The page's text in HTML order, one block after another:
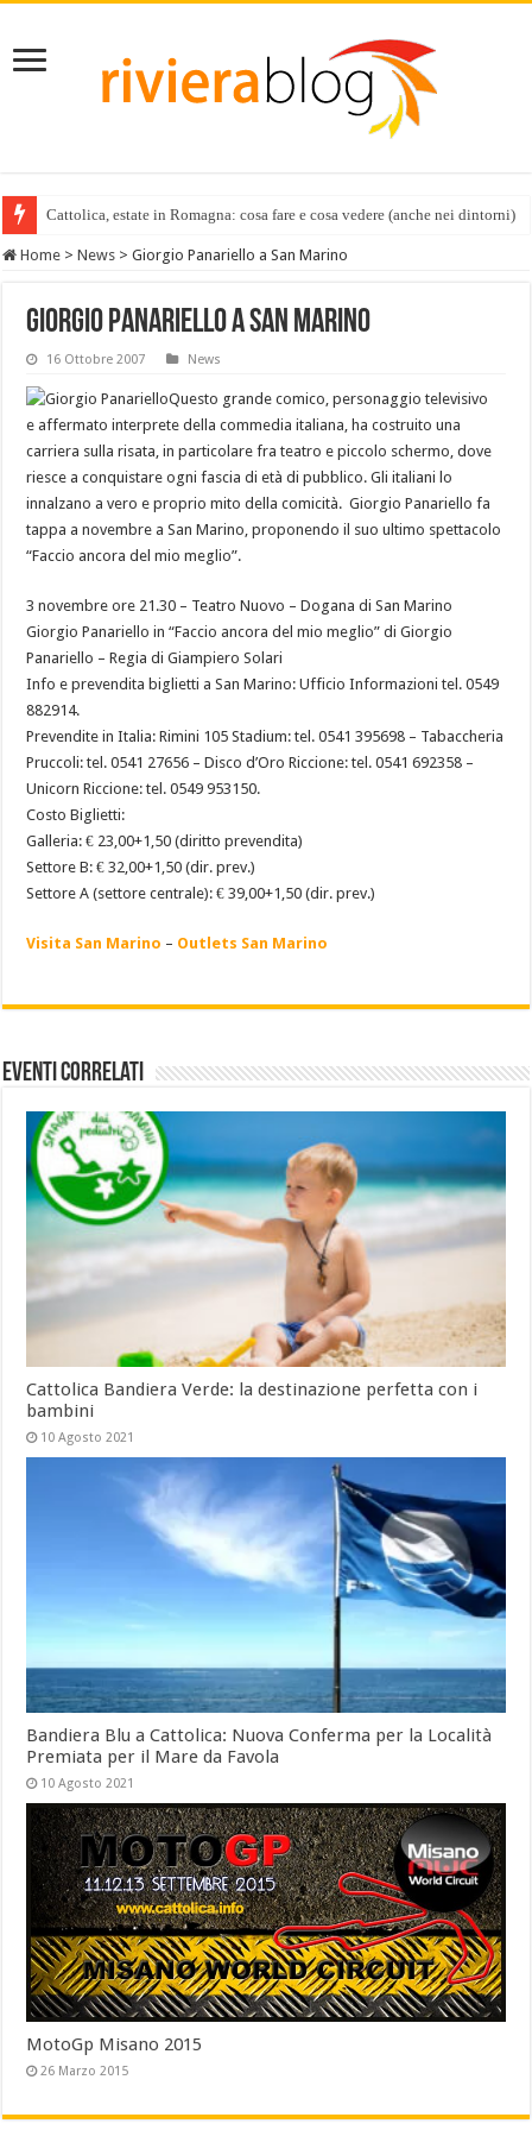
Cattolica, estate in Romagna: cosa fare e cosa vedere (anche nei dintorni)
Home > News > Giorgio Panariello a San Marino
Giorgio Panariello a San Marino
16 Ottobre 2007 News
Questo grande comico, personaggio televisivo
e affermato interprete della commedia italiana, ha costruito una
carriera sulla risata, in particolare fra teatro e piccolo schermo, dove
riesce a conquistare ogni fascia di età di pubblico. Gli italiani lo
innalzano a vero e proprio mito della comicità. Giorgio Panariello fa
tappa a novembre a San Marino, proponendo il suo ultimo spettacolo
“Faccio ancora del mio meglio”.
3 novembre ore 21.30 – Teatro Nuovo – Dogana di San Marino
Giorgio Panariello in “Faccio ancora del mio meglio” di Giorgio
Panariello – Regia di Giampiero Solari
Info e prevendita biglietti a San Marino: Ufficio Informazioni tel. 0549
882914.
Prevendite in Italia: Rimini 105 Stadium: tel. 0541 395698 – Tabaccheria
Pruccoli: tel. 0541 27656 – Disco d’Oro Riccione: tel. 0541 692358 –
Unicorn Riccione: tel. 0549 953150.
Costo Biglietti:
Galleria: € 23,00+1,50 (diritto prevendita)
Settore B: € 32,00+1,50 (dir. prev.)
Settore A (settore centrale): € 39,00+1,50 (dir. prev.)
Visita San Marino – Outlets San Marino
Eventi Correlati
Cattolica Bandiera Verde: la destinazione perfetta con i
bambini
10 Agosto 2021
Bandiera Blu a Cattolica: Nuova Conferma per la Località
Premiata per il Mare da Favola
10 Agosto 2021
MotoGp Misano 2015
26 Marzo 2015